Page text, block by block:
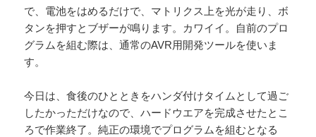
で、電池をはめるだけで、マトリクス上を光が走り、ボ
タンを押すとブザーが鳴ります。カワイイ。自前のプロ
グラムを組む際は、通常のAVR用開発ツールを使いま
す。
今日は、食後のひとときをハンダ付けタイムとして過ご
したかっただけなので、ハードウエアを完成させたとこ
ろで作業終了。純正の環境でプログラムを組むとなる